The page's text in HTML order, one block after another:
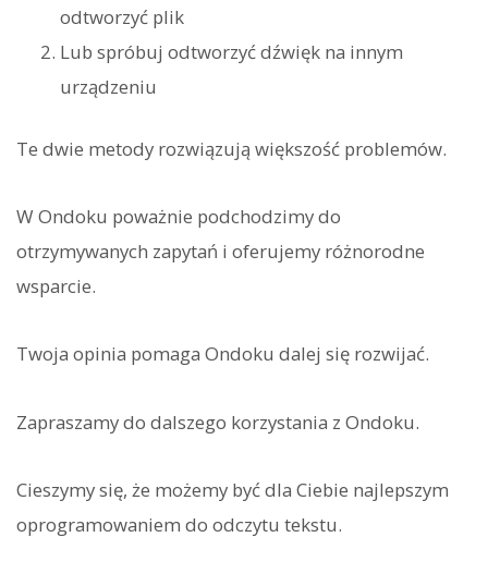
odtworzyć plik
Lub spróbuj odtworzyć dźwięk na innym
urządzeniu
Te dwie metody rozwiązują większość problemów.
W Ondoku poważnie podchodzimy do
otrzymywanych zapytań i oferujemy różnorodne
wsparcie.
Twoja opinia pomaga Ondoku dalej się rozwijać.
Zapraszamy do dalszego korzystania z Ondoku.
Cieszymy się, że możemy być dla Ciebie najlepszym
oprogramowaniem do odczytu tekstu.